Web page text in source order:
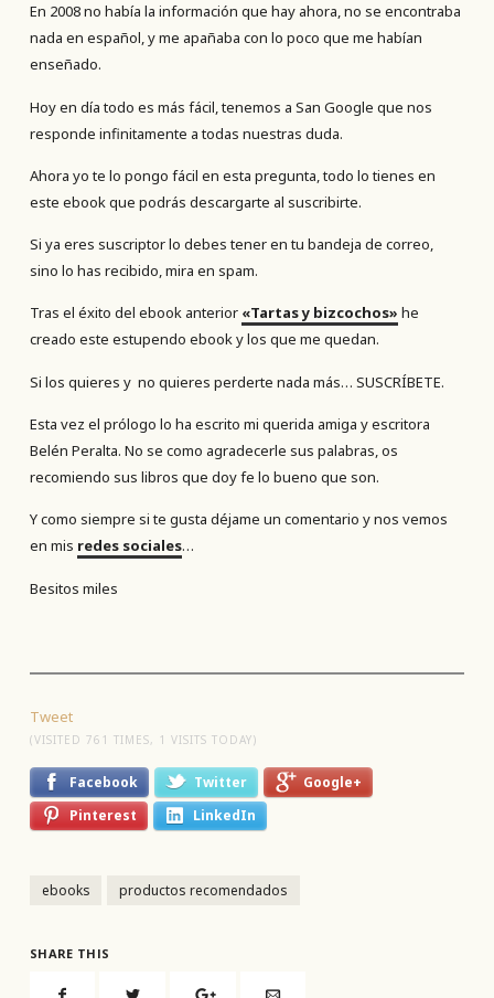
En 2008 no había la información que hay ahora, no se encontraba
nada en español, y me apañaba con lo poco que me habían
enseñado.
Hoy en día todo es más fácil, tenemos a San Google que nos
responde infinitamente a todas nuestras duda.
Ahora yo te lo pongo fácil en esta pregunta, todo lo tienes en
este ebook que podrás descargarte al suscribirte.
Si ya eres suscriptor lo debes tener en tu bandeja de correo,
sino lo has recibido, mira en spam.
Tras el éxito del ebook anterior «Tartas y bizcochos» he
creado este estupendo ebook y los que me quedan.
Si los quieres y no quieres perderte nada más… SUSCRÍBETE.
Esta vez el prólogo lo ha escrito mi querida amiga y escritora
Belén Peralta. No se como agradecerle sus palabras, os
recomiendo sus libros que doy fe lo bueno que son.
Y como siempre si te gusta déjame un comentario y nos vemos
en mis redes sociales…
Besitos miles
Tweet
(VISITED 761 TIMES, 1 VISITS TODAY)
Facebook Twitter
Google+
Pinterest
LinkedIn
ebooks productos recomendados
SHARE THIS